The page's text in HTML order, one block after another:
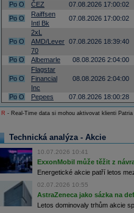
Po O ČEZ
07.08.2026 17:00:02
Po O
Raiffsen
Intl Bk
07.08.2026 17:00:02
Po O
2xL
AMD/Lever
70
07.08.2026 18:39:40
Po O Albemarle 08.08.2026 2:04:00
Po O
Flagstar
Financial
Inc
08.08.2026 2:04:00
Po O Pepees 07.08.2026 18:00:28
R - Real-Time data si mohou aktivovat klienti
Technická analýza - Akcie
10.07.2026 10:41
ExxonMobil může těžit z
Energetické akcie patří letos
02.07.2026 10:55
AstraZeneca jako sázka na
Letos dominovaly trhům akcie